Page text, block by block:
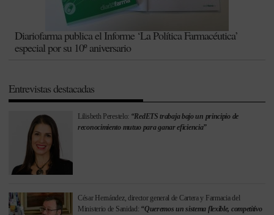
Diariofarma publica el Informe ‘La Política Farmacéutica’
especial por su 10º aniversario
Entrevistas destacadas
Lilisbeth Perestelo: “RedETS trabaja bajo un principio de
reconocimiento mutuo para ganar eficiencia”
César Hernández, director general de Cartera y Farmacia del
Ministerio de Sanidad: “Queremos un sistema flexible, competitivo